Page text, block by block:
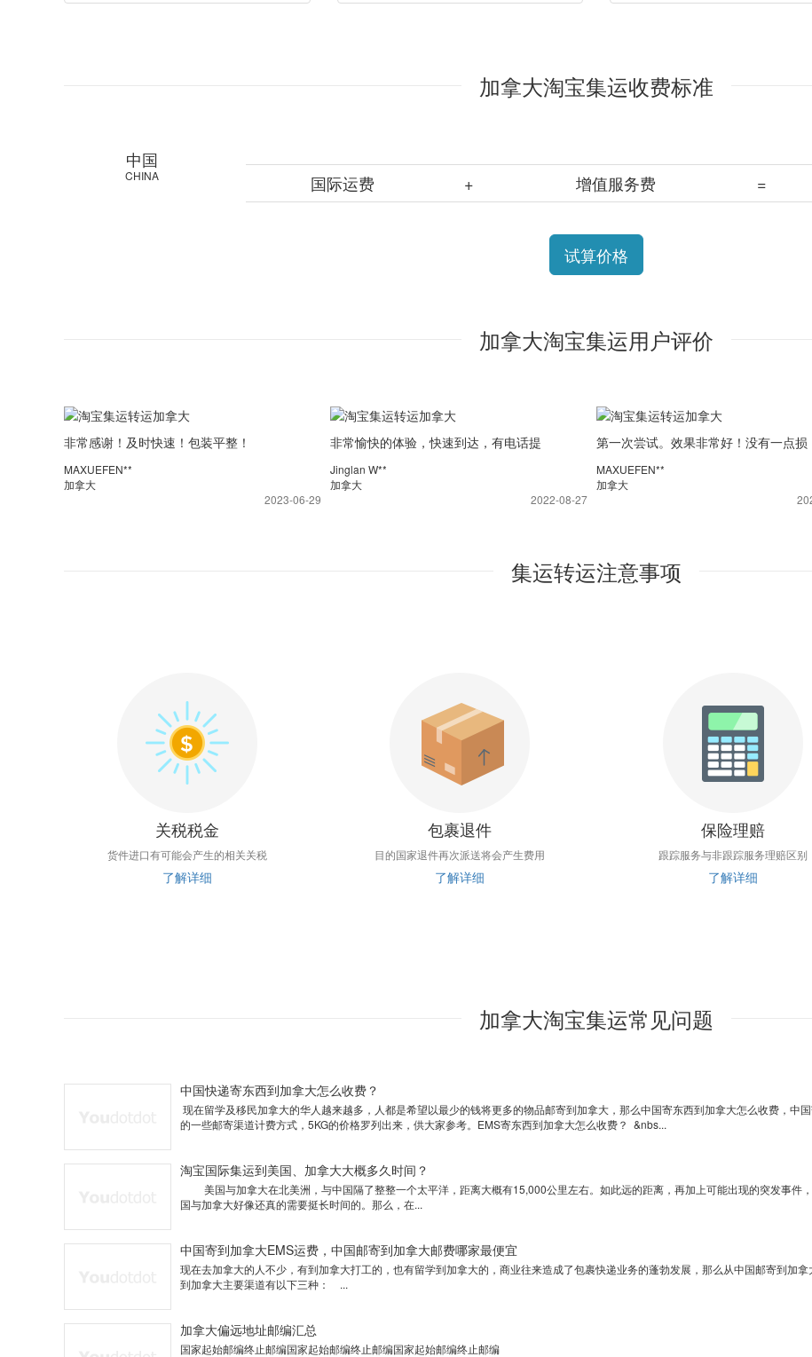
加拿大淘宝集运收费标准
中国
CHINA 国际运费 + 增值服务费 =
试算价格
加拿大淘宝集运用户评价
非常感谢！及时快速！包装平整！
MAXUEFEN**
加拿大
2023-06-29
非常愉快的体验，快速到达，有电话提
Jinglan W**
加拿大
2022-08-27
第一次尝试。效果非常好！没有一点损
多！
MAXUEFEN**
加拿大
集运转运注意事项
关税税金
货件进口有可能会产生的相关关税
了解详细
包裹退件
目的国家退件再次派送将会产生费用
了解详细
保险理赔
跟踪服务与非跟踪服务理赔区别
了解详细
加拿大淘宝集运常见问题
中国快递寄东西到加拿大怎么收费？
现在留学及移民加拿大的华人越来越多，人都是希望以最少的钱将更多的物品邮寄到加拿大，那么中国寄东西到加拿大怎么收费，中
的一些邮寄渠道计费方式，5KG的价格罗列出来，供大家参考。EMS寄东西到加拿大怎么收费？ &nbs...
淘宝国际集运到美国、加拿大大概多久时间？
美国与加拿大在北美洲，与中国隔了整整一个太平洋，距离大概有15,000公里左右。如此远的距离，再加上可能出现的突发事件
国与加拿大好像还真的需要挺长时间的。那么，在...
中国寄到加拿大EMS运费，中国邮寄到加拿大邮费哪家最便宜
现在去加拿大的人不少，有到加拿大打工的，也有留学到加拿大的，商业往来造成了包裹快递业务的蓬勃发展，那么从中国邮寄到
到加拿大主要渠道有以下三种： ...
加拿大偏远地址邮编汇总
国家起始邮编终止邮编国家起始邮编终止邮编国家起始邮编终止邮编